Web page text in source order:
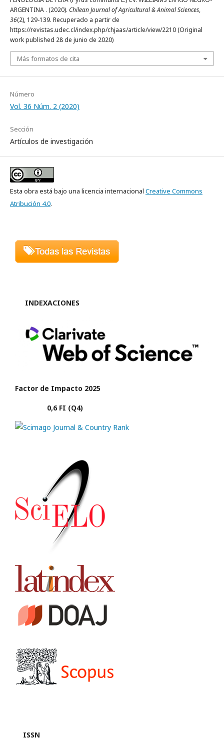
ARGENTINA . (2020). Chilean Journal of Agricultural & Animal Sciences,
36(2), 129-139. Recuperado a partir de
https://revistas.udec.cl/index.php/chjaas/article/view/2210 (Original
work published 28 de junio de 2020)
Más formatos de cita
Número
Vol. 36 Núm. 2 (2020)
Sección
Artículos de investigación
Esta obra está bajo una licencia internacional Creative Commons
Atribución 4.0.
INDEXACIONES
Factor de Impacto 2025
0,6 FI (Q4)
ISSN